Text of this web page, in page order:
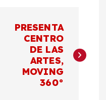
PRESENTA
CENTRO
DE LAS
ARTES,
MOVING
360°